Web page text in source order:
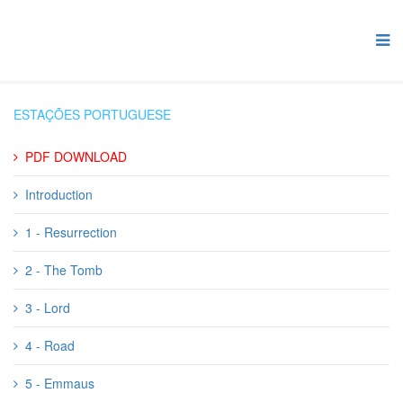
ESTAÇÕES PORTUGUESE
PDF DOWNLOAD
Introduction
1 - Resurrection
2 - The Tomb
3 - Lord
4 - Road
5 - Emmaus